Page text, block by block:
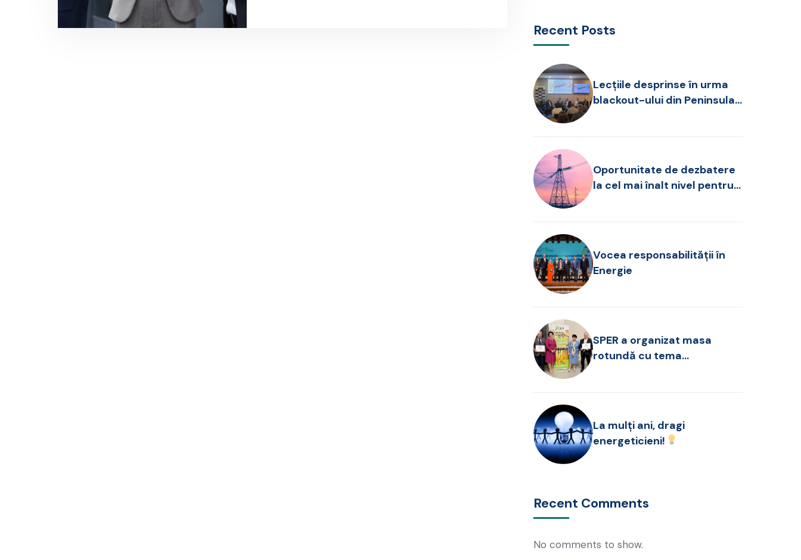
Recent Posts
Lecțiile desprinse în urma
blackout-ului din Peninsula
Oportunitate de dezbatere
la cel mai înalt nivel pentru
Vocea responsabilității în
Energie
SPER a organizat masa
rotundă cu tema
La mulți ani, dragi
energeticieni!
Recent Comments
No comments to show.